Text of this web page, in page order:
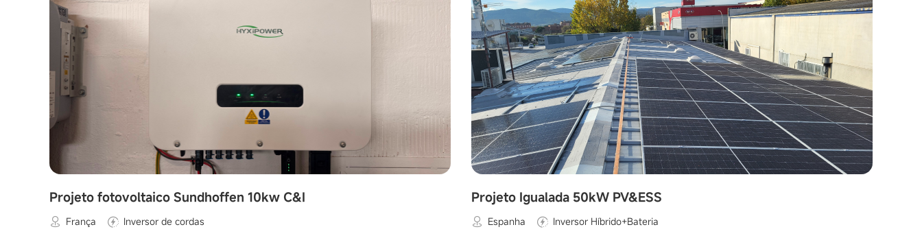
Projeto fotovoltaico Sundhoffen 10kw C&I
França Inversor de cordas
Projeto Igualada 50kW PV&ESS
Espanha Inversor Híbrido+Bateria